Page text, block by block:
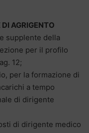
AGRIGENTO
supplente della
per il profilo
12;
per la formazione di
a tempo
di dirigente
di dirigente medico